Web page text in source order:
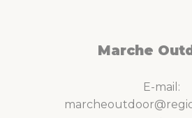
Marche
E-mail: